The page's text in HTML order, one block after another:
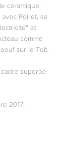
céramique,
Poiret, sa
et
comme
sur le Toit.
superbe
2017.